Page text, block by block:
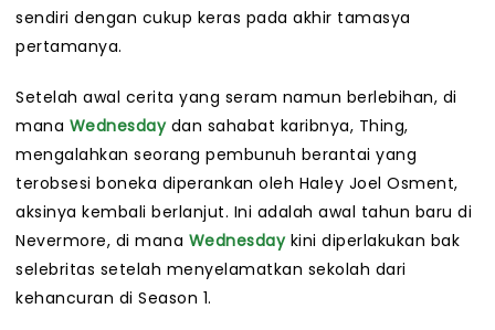
sendiri dengan cukup keras pada akhir tamasya
pertamanya.
Setelah awal cerita yang seram namun berlebihan, di
mana Wednesdaydan sahabat karibnya, Thing,
mengalahkan seorang pembunuh berantai yang
terobsesi boneka diperankan oleh Haley Joel Osment,
aksinya kembali berlanjut. Ini adalah awal tahun baru di
Nevermore, di mana Wednesdaykini diperlakukan bak
selebritas setelah menyelamatkan sekolah dari
kehancuran di Season 1.